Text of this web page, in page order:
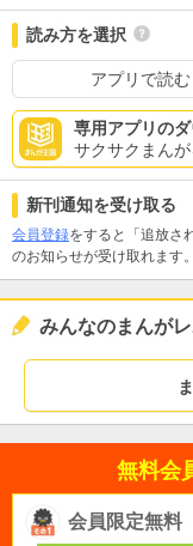
読み方を選択
アプリで読む
専用アプリの
サクサクまんが
新刊通知を受け取る
会員登録をすると「追放さ
のお知らせが受け取れます。
みんなのまんが
無料会
会員限定無料